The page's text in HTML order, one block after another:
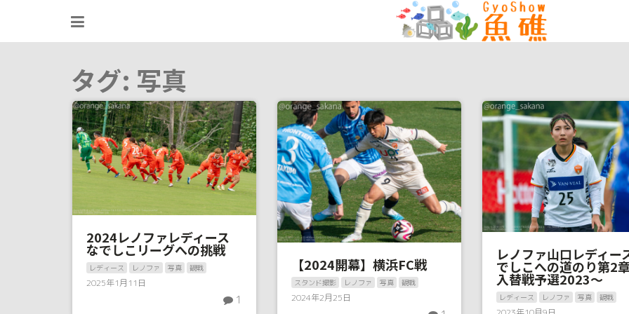
タグ: 写真
2024レノファレディース
なでしこリーグへの挑戦
レディース レノファ 写真 観戦
2025年1月11日
1
【2024開幕】横浜FC戦
スタンド撮影 レノファ 写真 観戦
2024年2月25日
レノファ山口レディー
でしこへの道のり第2
入替戦予選2023〜
レディース レノファ 写真 観戦